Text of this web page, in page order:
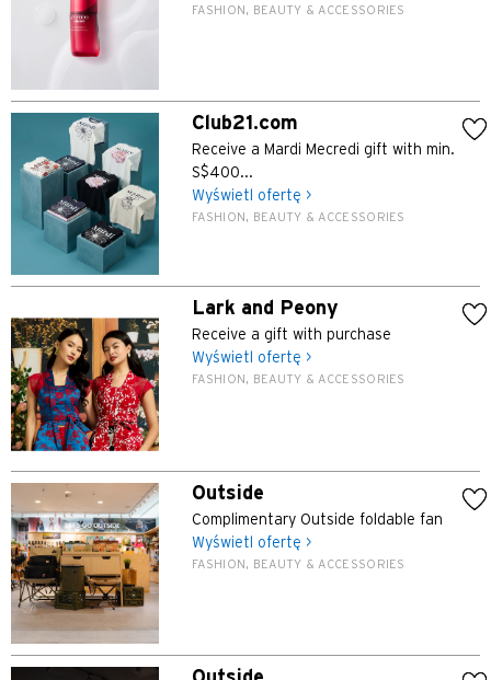
FASHION, BEAUTY & ACCESSORIES
Club21.com
Receive a Mardi Mecredi gift with min.
S$400...
Wyświetl ofertę >
FASHION, BEAUTY & ACCESSORIES
Lark and Peony
Receive a gift with purchase
Wyświetl ofertę >
FASHION, BEAUTY & ACCESSORIES
Outside
Complimentary Outside foldable fan
Wyświetl ofertę >
FASHION, BEAUTY & ACCESSORIES